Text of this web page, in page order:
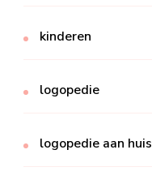
kinderen
logopedie
logopedie aan huis